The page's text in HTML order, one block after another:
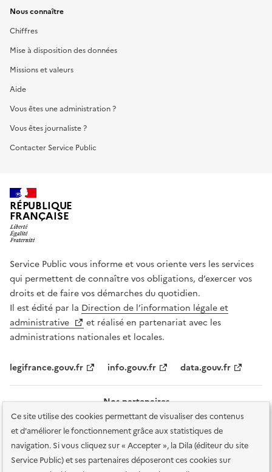
Ce site utilise des cookies permettant de visualiser des contenus
et d'améliorer le fonctionnement grâce aux statistiques de
navigation. Si vous cliquez sur « Accepter », la Dila (éditeur du site
Service Public) et ses partenaires déposeront ces cookies sur
Nous connaître
Chiffres
Mise à disposition des données
Missions et valeurs
Aide
Vous êtes une administration ?
Vous êtes journaliste ?
Contacter Service Public
RÉPUBLIQUE
FRANÇAISE
Service Public vous informe et vous oriente vers les services
qui permettent de connaître vos obligations, d’exercer vos
droits et de faire vos démarches du quotidien.
Il est édité par la Direction de l’information légale et
administrative
et réalisé en partenariat avec les
administrations nationales et locales.
legifrance.gouv.fr info.gouv.fr data.gouv.fr
Nos partenaires